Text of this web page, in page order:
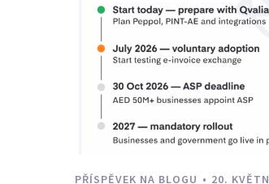
PŘÍSPĚVEK NA BLOGU 20.